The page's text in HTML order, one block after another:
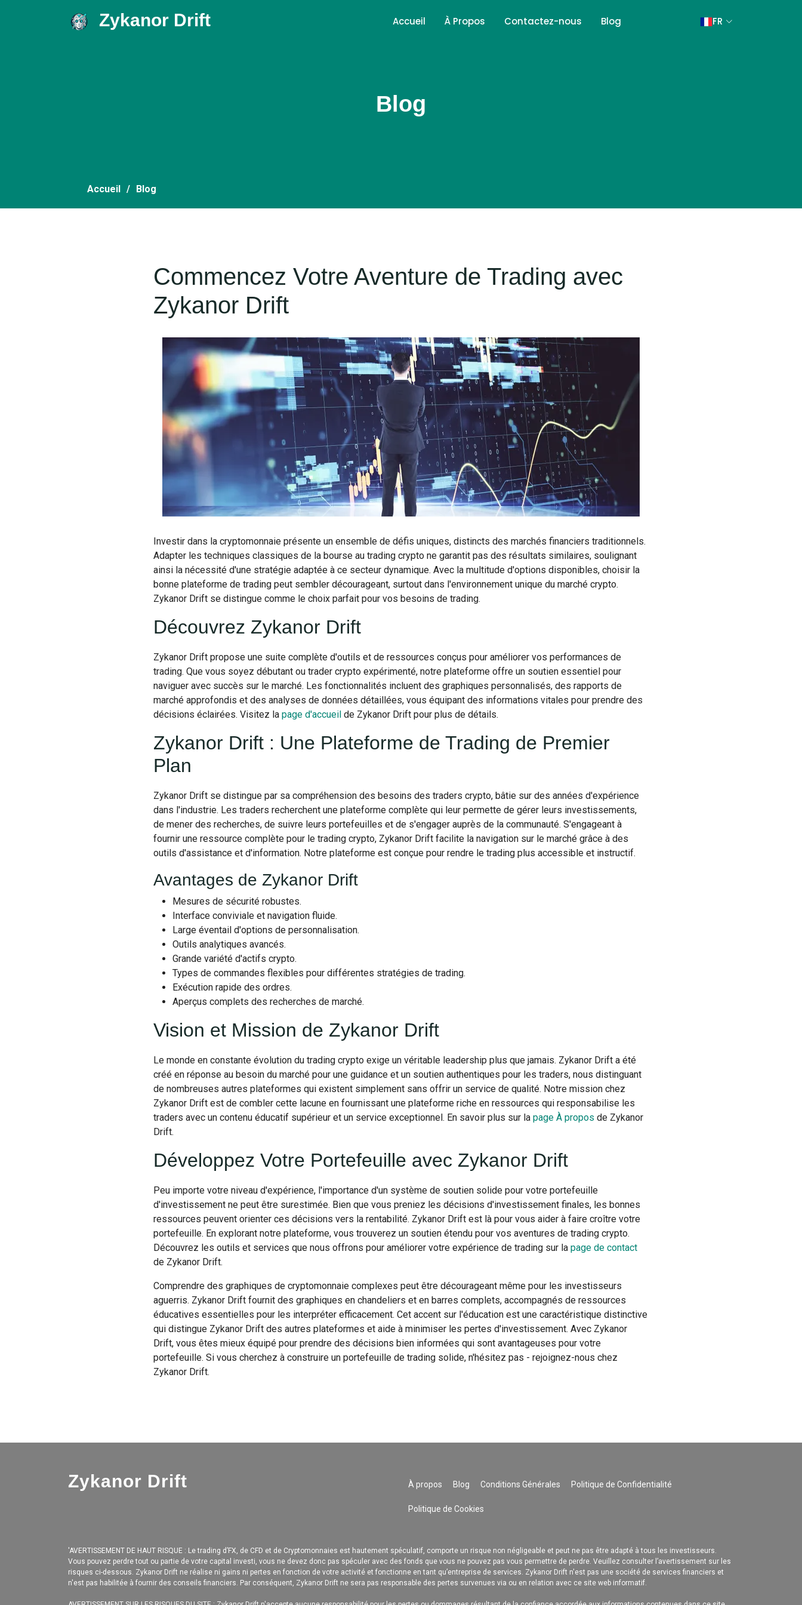
Zykanor Drift Accueil À Propos Contactez-nous Blog FR
Blog
Accueil Blog
Commencez Votre Aventure de Trading avec
Zykanor Drift
Investir dans la cryptomonnaie présente un ensemble de défis uniques, distincts des marchés financiers traditionnels.
Adapter les techniques classiques de la bourse au trading crypto ne garantit pas des résultats similaires, soulignant
ainsi la nécessité d'une stratégie adaptée à ce secteur dynamique. Avec la multitude d'options disponibles, choisir la
bonne plateforme de trading peut sembler décourageant, surtout dans l'environnement unique du marché crypto.
Zykanor Drift se distingue comme le choix parfait pour vos besoins de trading.
Découvrez Zykanor Drift
Zykanor Drift propose une suite complète d'outils et de ressources conçus pour améliorer vos performances de
trading. Que vous soyez débutant ou trader crypto expérimenté, notre plateforme offre un soutien essentiel pour
naviguer avec succès sur le marché. Les fonctionnalités incluent des graphiques personnalisés, des rapports de
marché approfondis et des analyses de données détaillées, vous équipant des informations vitales pour prendre des
décisions éclairées. Visitez la page d'accueilde Zykanor Drift pour plus de détails.
Zykanor Drift : Une Plateforme de Trading de Premier
Plan
Zykanor Drift se distingue par sa compréhension des besoins des traders crypto, bâtie sur des années d'expérience
dans l'industrie. Les traders recherchent une plateforme complète qui leur permette de gérer leurs investissements,
de mener des recherches, de suivre leurs portefeuilles et de s'engager auprès de la communauté. S'engageant à
fournir une ressource complète pour le trading crypto, Zykanor Drift facilite la navigation sur le marché grâce à des
outils d'assistance et d'information. Notre plateforme est conçue pour rendre le trading plus accessible et instructif.
Avantages de Zykanor Drift
Mesures de sécurité robustes.
Interface conviviale et navigation fluide.
Large éventail d'options de personnalisation.
Outils analytiques avancés.
Grande variété d'actifs crypto.
Types de commandes flexibles pour différentes stratégies de trading.
Exécution rapide des ordres.
Aperçus complets des recherches de marché.
Vision et Mission de Zykanor Drift
Le monde en constante évolution du trading crypto exige un véritable leadership plus que jamais. Zykanor Drift a été
créé en réponse au besoin du marché pour une guidance et un soutien authentiques pour les traders, nous distinguant
de nombreuses autres plateformes qui existent simplement sans offrir un service de qualité. Notre mission chez
Zykanor Drift est de combler cette lacune en fournissant une plateforme riche en ressources qui responsabilise les
traders avec un contenu éducatif supérieur et un service exceptionnel. En savoir plus sur la page À propos de Zykanor
Drift.
Développez Votre Portefeuille avec Zykanor Drift
Peu importe votre niveau d'expérience, l'importance d'un système de soutien solide pour votre portefeuille
d'investissement ne peut être surestimée. Bien que vous preniez les décisions d'investissement finales, les bonnes
ressources peuvent orienter ces décisions vers la rentabilité. Zykanor Drift est là pour vous aider à faire croître votre
portefeuille. En explorant notre plateforme, vous trouverez un soutien étendu pour vos aventures de trading crypto.
Découvrez les outils et services que nous offrons pour améliorer votre expérience de trading sur la page de contact
de Zykanor Drift.
Comprendre des graphiques de cryptomonnaie complexes peut être décourageant même pour les investisseurs
aguerris. Zykanor Drift fournit des graphiques en chandeliers et en barres complets, accompagnés de ressources
éducatives essentielles pour les interpréter efficacement. Cet accent sur l'éducation est une caractéristique distinctive
qui distingue Zykanor Drift des autres plateformes et aide à minimiser les pertes d'investissement. Avec Zykanor
Drift, vous êtes mieux équipé pour prendre des décisions bien informées qui sont avantageuses pour votre
portefeuille. Si vous cherchez à construire un portefeuille de trading solide, n'hésitez pas - rejoignez-nous chez
Zykanor Drift.
Zykanor Drift À propos Blog Conditions Générales Politique de Confidentialité
Politique de Cookies
'AVERTISSEMENT DE HAUT RISQUE : Le trading d’FX, de CFD et de Cryptomonnaies est hautement spéculatif, comporte un risque non négligeable et peut ne pas être adapté à tous les investisseurs.
Vous pouvez perdre tout ou partie de votre capital investi, vous ne devez donc pas spéculer avec des fonds que vous ne pouvez pas vous permettre de perdre. Veuillez consulter l’avertissement sur les
risques ci-dessous. Zykanor Drift ne réalise ni gains ni pertes en fonction de votre activité et fonctionne en tant qu’entreprise de services. Zykanor Drift n'est pas une société de services financiers et
n'est pas habilitée à fournir des conseils financiers. Par conséquent, Zykanor Drift ne sera pas responsable des pertes survenues via ou en relation avec ce site web informatif.